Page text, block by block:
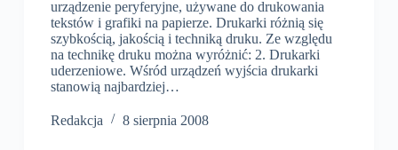
urządzenie peryferyjne, używane do drukowania
tekstów i grafiki na papierze. Drukarki różnią się
szybkością, jakością i techniką druku. Ze względu
na technikę druku można wyróżnić: 2. Drukarki
uderzeniowe. Wśród urządzeń wyjścia drukarki
stanowią najbardziej…
Redakcja 8 sierpnia 2008